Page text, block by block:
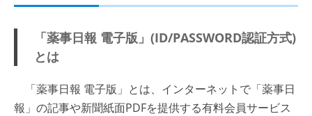
「薬事日報 電子版」(ID/PASSWORD認証方式)
とは
「薬事日報 電子版」とは、インターネットで「薬事日
報」の記事や新聞紙面PDFを提供する有料会員サービス